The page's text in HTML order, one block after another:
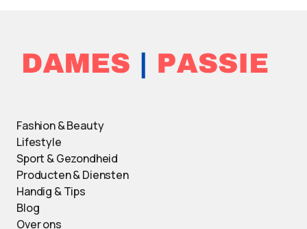
Fashion & Beauty
Lifestyle
Sport & Gezondheid
Producten & Diensten
Handig & Tips
Blog
Over ons